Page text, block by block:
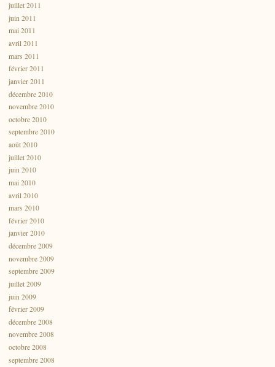
juillet 2011
juin 2011
mai 2011
avril 2011
mars 2011
février 2011
janvier 2011
décembre 2010
novembre 2010
octobre 2010
septembre 2010
août 2010
juillet 2010
juin 2010
mai 2010
avril 2010
mars 2010
février 2010
janvier 2010
décembre 2009
novembre 2009
septembre 2009
juillet 2009
juin 2009
février 2009
décembre 2008
novembre 2008
octobre 2008
septembre 2008